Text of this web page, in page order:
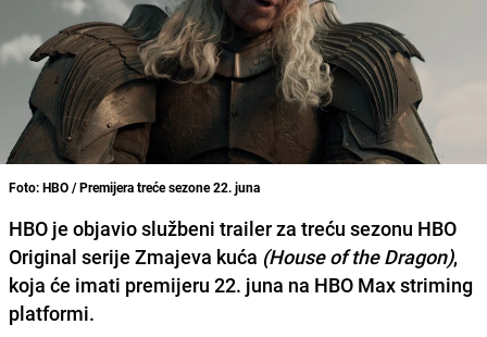
Foto: HBO / Premijera treće sezone 22. juna
HBO je objavio službeni trailer za treću sezonu HBO
Original serije Zmajeva kuća (House of the Dragon),
koja će imati premijeru 22. juna na HBO Max striming
platformi.